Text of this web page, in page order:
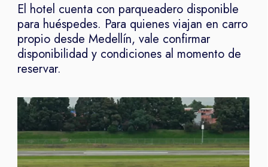
El hotel cuenta con parqueadero disponible
para huéspedes. Para quienes viajan en carro
propio desde Medellín, vale confirmar
disponibilidad y condiciones al momento de
reservar.